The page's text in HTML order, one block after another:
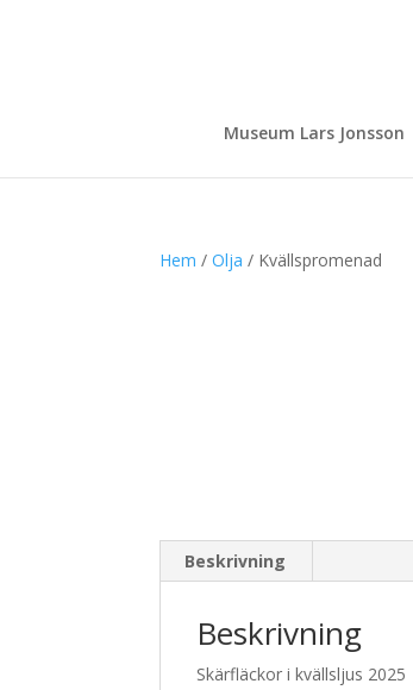
Museum Lars Jonsson
Hem /Olja / Kvällspromenad
Beskrivning
Beskrivning
Skärfläckor i kvällsljus 2025